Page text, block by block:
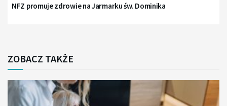
NFZ promuje zdrowie na Jarmarku św. Dominika
ZOBACZ TAKŻE